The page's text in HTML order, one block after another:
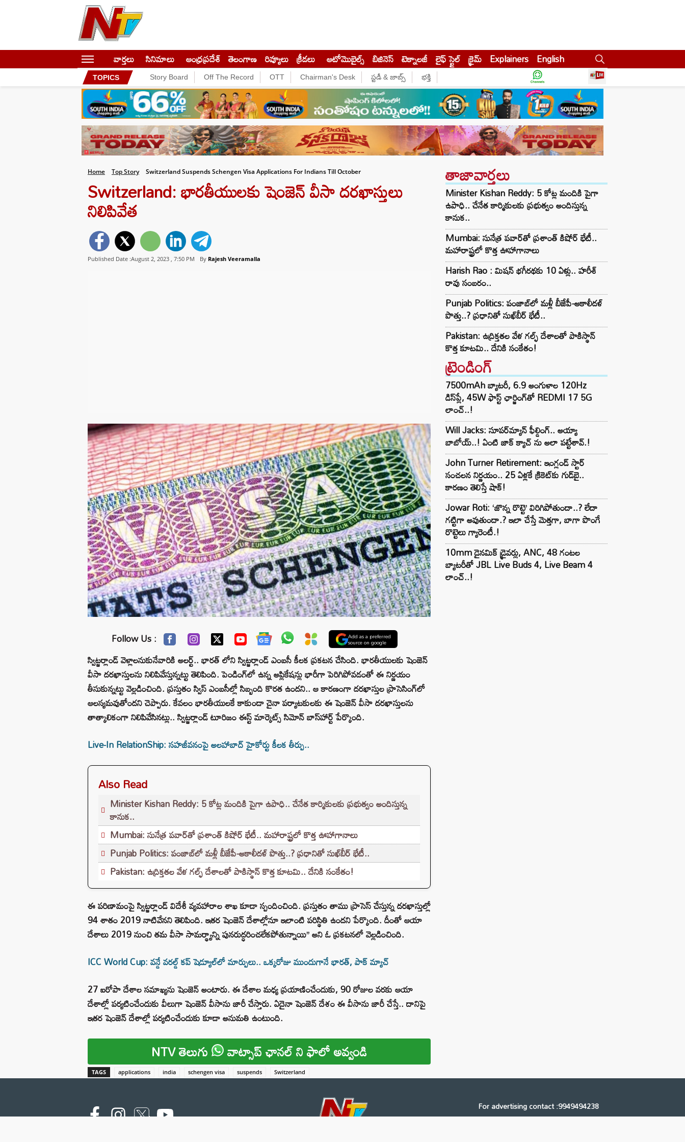
వార్తలు సినిమాలు ఆంధ్రప్రదేశ్ తెలంగాణ రివ్యూలు క్రీడలు ఆటోమొబైల్స్ బిజినెస్‌ టెక్నాలజీ లైఫ్ స్టైల్ క్రైమ్ Explainers English
TOPICS Story Board Off The Record OTT Chairman's Desk స్టడీ & జాబ్స్ భక్తి
Home Top Story Switzerland Suspends Schengen Visa Applications For Indians Till October
Switzerland: భారతీయులకు షెంజెన్ వీసా దరఖాస్తులు
నిలిపివేత
Published Date :August 2, 2023 , 7:50 PM By Rajesh Veeramalla
Follow Us : Add as a preferred
source on google
స్విట్జర్లాండ్ వెళ్లాలనుకునేవారికి అలర్ట్.. భారత్ లోని స్విట్జర్లాండ్ ఎంబసీ కీలక ప్రకటన చేసింది. భారతీయులకు షెంజెన్
వీసా దరఖాస్తులను నిలిపివేస్తున్నట్టు తెలిపింది. పెండింగ్‌లో ఉన్న అప్లికేషన్లు భారీగా పెరిగిపోవడంతో ఈ నిర్ణయం
తీసుకున్నట్టు వెల్లడించింది. ప్రస్తుతం స్విస్ ఎంబసీల్లో సిబ్బంది కొరత ఉందని.. ఆ కారణంగా దరఖాస్తుల ప్రాసెసింగ్‌లో
ఆలస్యమవుతోందని చెప్పారు. కేవలం భారతీయులకే కాకుండా చైనా పర్యాటకులకు ఈ షెంజెన్ వీసా దరఖాస్తులను
తాత్కాలికంగా నిలిపివేసినట్లు.. స్విట్జర్లాండ్ టూరిజం ఈస్ట్ మార్కెట్స్‌ సిమోన్ బాస్‌హార్ట్ పేర్కొంది.
Live-In RelationShip: సహజీవనంపై అలహాబాద్‌ హైకోర్టు కీలక తీర్పు..
Also Read
Minister Kishan Reddy: 5 కోట్ల మందికి పైగా ఉపాధి.. చేనేత కార్మికులకు ప్రభుత్వం అందిస్తున్న
కానుక..
Mumbai: సునేత్ర పవార్‌తో ప్రశాంత్ కిషోర్ భేటీ.. మహారాష్ట్రలో కొత్త ఊహాగానాలు
Punjab Politics: పంజాబ్‌లో మళ్లీ బీజేపీ-అకాలీదళ్ పొత్తు..? ప్రధానితో సుఖ్‌బీర్ భేటీ..
Pakistan: ఉద్రిక్తతల వేళ గల్ఫ్ దేశాలతో పాకిస్థాన్ కొత్త కూటమి.. దేనికి సంకేతం!
ఈ పరిణామంపై స్విట్జర్లాండ్ విదేశీ వ్యవహారాల శాఖ కూడా స్పందించింది. ప్రస్తుతం తాము ప్రాసెస్ చేస్తున్న దరఖాస్తుల్లో
94 శాతం 2019 నాటివేనని తెలిపింది. ఇతర షెంజెన్ దేశాల్లోనూ ఇలాంటి పరిస్థితి ఉందని పేర్కొంది. దీంతో ఆయా
దేశాలు 2019 నుంచి తమ వీసా సామర్థ్యాన్ని పునరుద్ధరించలేకపోతున్నాయి’’ అని ఓ ప్రకటనలో వెల్లడించింది.
ICC World Cup: వన్డే వరల్డ్ కప్ షెడ్యూల్⁬లో మార్పులు.. ఒక్కరోజు ముందుగానే భారత్, పాక్ మ్యాచ్
27 ఐరోపా దేశాల సమాఖ్యను షెంజెన్‌ అంటారు. ఈ దేశాల మధ్య ప్రయాణించేందుకు, 90 రోజుల వరకు ఆయా
దేశాల్లో పర్యటించేందుకు వీలుగా షెంజెన్‌ వీసాను జారీ చేస్తారు. ఏదైనా షెంజెన్‌ దేశం ఈ వీసాను జారీ చేస్తే.. దానిపై
ఇతర షెంజెన్‌ దేశాల్లో పర్యటించేందుకు కూడా అనుమతి ఉంటుంది.
NTV తెలుగు వాట్సాప్ ఛానల్ ని ఫాలో అవ్వండి
TAGS applications india schengen visa suspends Switzerland
తాజావార్తలు
Minister Kishan Reddy: 5 కోట్ల మందికి పైగా
ఉపాధి.. చేనేత కార్మికులకు ప్రభుత్వం అందిస్తున్న
కానుక..
Mumbai: సునేత్ర పవార్‌తో ప్రశాంత్ కిషోర్ భేటీ..
మహారాష్ట్రలో కొత్త ఊహాగానాలు
Harish Rao : మిషన్ భగీరథకు 10 ఏళ్లు.. హరీశ్
రావు సంబరం..
Punjab Politics: పంజాబ్‌లో మళ్లీ బీజేపీ-అకాలీదళ్
పొత్తు..? ప్రధానితో సుఖ్‌బీర్ భేటీ..
Pakistan: ఉద్రిక్తతల వేళ గల్ఫ్ దేశాలతో పాకిస్థాన్
కొత్త కూటమి.. దేనికి సంకేతం!
ట్రెండింగ్‌
7500mAh బ్యాటరీ, 6.9 అంగుళాల 120Hz
డిస్‌ప్లే, 45W ఫాస్ట్ ఛార్జింగ్‌తో REDMI 17 5G
లాంచ్..!
Will Jacks: సూపర్‌మ్యాన్ ఫీల్డింగ్.. అయ్యా
బాబోయ్..! ఏంటి జాక్ క్యాచ్ ను అలా పట్టేశావ్.!
John Turner Retirement: ఇంగ్లండ్ స్టార్
సంచలన నిర్ణయం.. 25 ఏళ్లకే క్రికెట్‌కు గుడ్‌బై..
కారణం తెలిస్తే షాక్!
Jowar Roti: ‘జొన్న రొట్టె’ విరిగిపోతుందా..? లేదా
గట్టిగా అవుతుందా.? ఇలా చేస్తే మెత్తగా, బాగా పొంగే
రొట్టెలు గ్యారెంటీ.!
10mm డైనమిక్ డ్రైవర్లు, ANC, 48 గంటల
బ్యాటరీతో JBL Live Buds 4, Live Beam 4
లాంచ్..!
For advertising contact :9949494238
Email: digital@ntvnetwork.com